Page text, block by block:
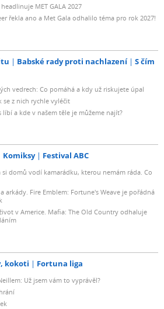
MET GALA 2027
řekla ano a Met Gala odhalilo téma pro rok 2027!
Babské rady proti nachlazení
S čím
vedrech: Co pomáhá a kdy už riskujete úpal
se z nich rychle vyléčit
líbí a kde v našem těle je můžeme najít?
Komiksy Festival ABC
domů vodí kamarádku, kterou nemám ráda. Co
arkády. Fire Emblem: Fortune's Weave je pořádná
v Americe. Mafia: The Old Country odhaluje
kokoti Fortuna liga
Už jsem vám to vyprávěl?